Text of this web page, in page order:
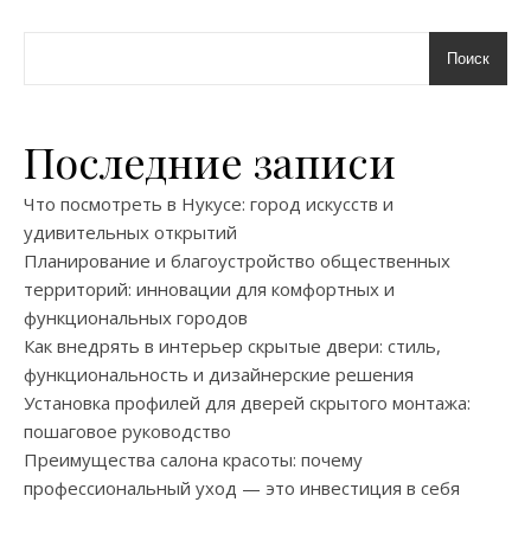
Поиск
Последние записи
Что посмотреть в Нукусе: город искусств и
удивительных открытий
Планирование и благоустройство общественных
территорий: инновации для комфортных и
функциональных городов
Как внедрять в интерьер скрытые двери: стиль,
функциональность и дизайнерские решения
Установка профилей для дверей скрытого монтажа:
пошаговое руководство
Преимущества салона красоты: почему
профессиональный уход — это инвестиция в себя